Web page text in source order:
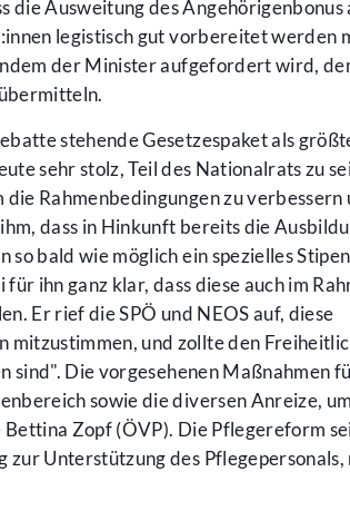
Ausweitung des Angehörigenbonus
legistisch gut vorbereitet werden
der Minister aufgefordert wird,
stehende Gesetzespaket als
sehr stolz, Teil des Nationalrats zu
Rahmenbedingungen zu verbessern
dass in Hinkunft bereits die
bald wie möglich ein spezielles
ihn ganz klar, dass diese auch im
Er rief die SPÖ und NEOS auf, diese
mitzustimmen, und zollte den
sind". Die vorgesehenen Maßnahmen
sowie die diversen Anreize,
Zopf (ÖVP). Die Pflegereform
Unterstützung des Pflegepersonals,